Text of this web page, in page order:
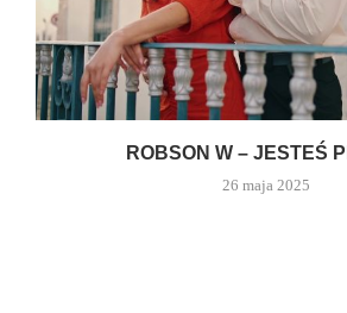
ROBSON W – JESTEŚ
26 maja 2025